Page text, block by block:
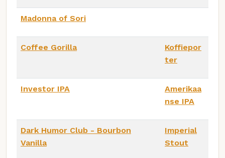
Madonna of Sori
Coffee Gorilla
Koffiepor
ter
Investor IPA
Amerikaa
nse IPA
Dark Humor Club - Bourbon
Vanilla
Imperial
Stout